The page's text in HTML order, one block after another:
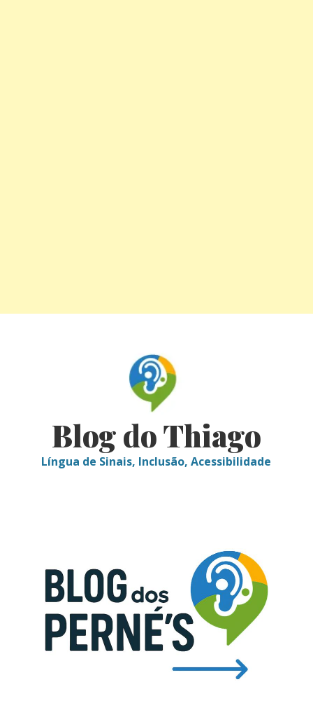
Blog do Thiago
Língua de Sinais, Inclusão, Acessibilidade